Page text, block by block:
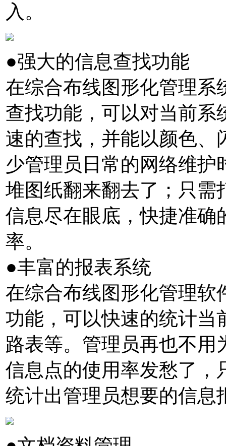
入。
●强大的信息查找功能
在综合布线图形化管理系
查找功能，可以对当前系
速的查找，并能以颜色、
少管理员日常的网络维护
堆图纸翻来翻去了；只需
信息尽在眼底，快捷准确
率。
●丰富的报表系统
在综合布线图形化管理软
功能，可以快速的统计当
路表等。管理员再也不用
信息点的使用率发愁了，
统计出管理员想要的信息